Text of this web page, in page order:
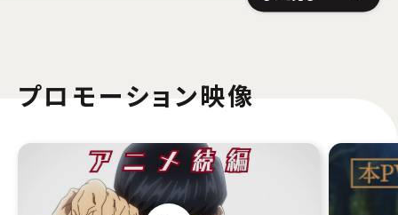
プロモーション映像